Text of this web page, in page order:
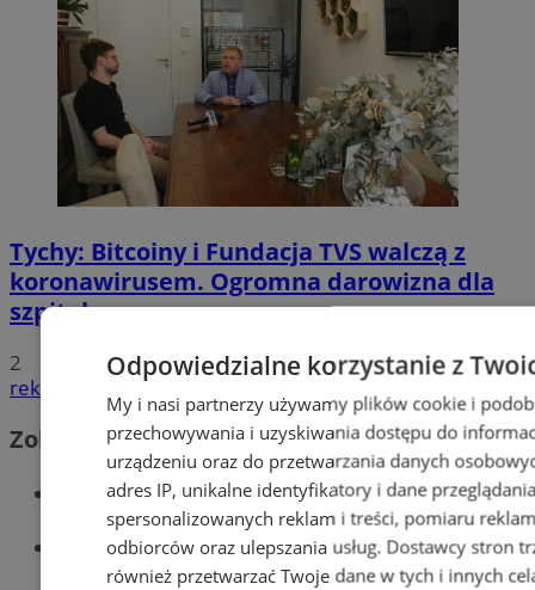
Tychy: Bitcoiny i Fundacja TVS walczą z
koronawirusem. Ogromna darowizna dla
szpitala
2
reklama
Zobacz również
Wiadomości kryminalne w Tychach
Wiadomości lokalne
Odpowiedzialne korzystanie z
My i nasi partnerzy używamy plików cookie i
przechowywania i uzyskiwania dostępu do
urządzeniu oraz do przetwarzania danych
adres IP, unikalne identyfikatory i dane
spersonalizowanych reklam i treści, pomiaru
odbiorców oraz ulepszania usług. Dostawcy stron
również przetwarzać Twoje dane w tych i innych